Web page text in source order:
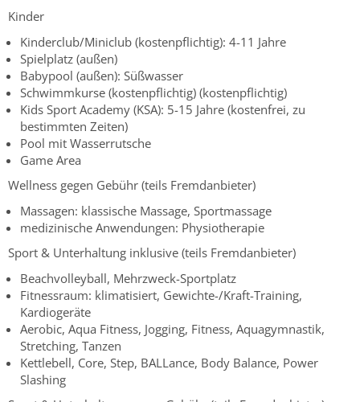
Kinder
Kinderclub/Miniclub (kostenpflichtig): 4-11 Jahre
Spielplatz (außen)
Babypool (außen): Süßwasser
Schwimmkurse (kostenpflichtig) (kostenpflichtig)
Kids Sport Academy (KSA): 5-15 Jahre (kostenfrei, zu
bestimmten Zeiten)
Pool mit Wasserrutsche
Game Area
Wellness gegen Gebühr (teils Fremdanbieter)
Massagen: klassische Massage, Sportmassage
medizinische Anwendungen: Physiotherapie
Sport & Unterhaltung inklusive (teils Fremdanbieter)
Beachvolleyball, Mehrzweck-Sportplatz
Fitnessraum: klimatisiert, Gewichte-/Kraft-Training,
Kardiogeräte
Aerobic, Aqua Fitness, Jogging, Fitness, Aquagymnastik,
Stretching, Tanzen
Kettlebell, Core, Step, BALLance, Body Balance, Power
Slashing